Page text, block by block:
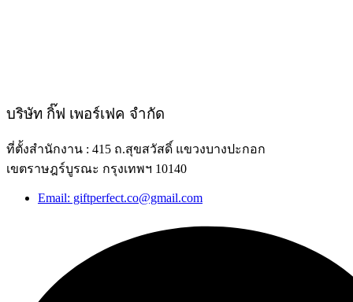
บริษัท กิ๊ฟ เพอร์เฟค จำกัด
ที่ตั้งสำนักงาน : 415 ถ.สุขสวัสดิ์ แขวงบางปะกอก
เขตราษฎร์บูรณะ กรุงเทพฯ 10140
Email: giftperfect.co@gmail.com